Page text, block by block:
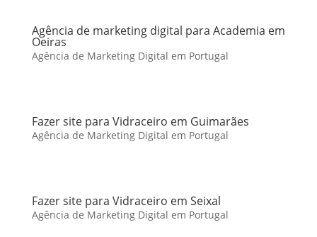
Agência de marketing digital para Academia em
Oeiras
Agência de Marketing Digital em Portugal
Fazer site para Vidraceiro em Guimarães
Agência de Marketing Digital em Portugal
Fazer site para Vidraceiro em Seixal
Agência de Marketing Digital em Portugal